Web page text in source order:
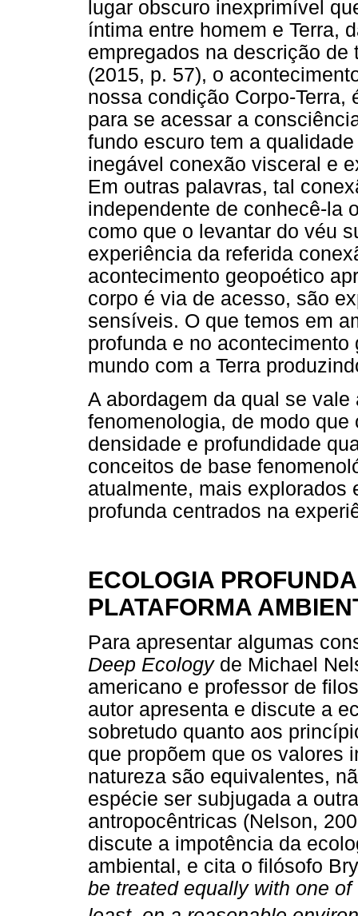
lugar obscuro inexprimível
íntima entre homem e Terra,
empregados na descrição
(2015, p. 57), o
nossa condição Corpo-
para se acessar a
fundo escuro tem a
inegável conexão visceral e
Em outras palavras, tal
independente de conhecê-la
como que o levantar do véu
experiência da referida
acontecimento geopoético
corpo é via de acesso, são
sensíveis. O que temos em
profunda e no
mundo com a Terra
A abordagem da qual se
fenomenologia, de modo
densidade e profundidade
conceitos de base
atualmente, mais explorados
profunda centrados na
ECOLOGIA
PLATAFORMA
Para apresentar algumas
Deep Ecologyde Michael
americano e professor de
autor apresenta e discute a
sobretudo quanto aos
que propõem que os valores
natureza são equivalentes,
espécie ser subjugada a
antropocêntricas (Nelson,
discute a impotência da
ambiental, e cita o filósofo
be treated equally with one